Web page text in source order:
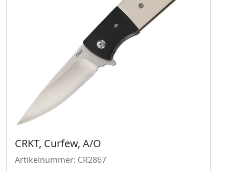
CRKT, Curfew, A/O
Artikelnummer: CR2867